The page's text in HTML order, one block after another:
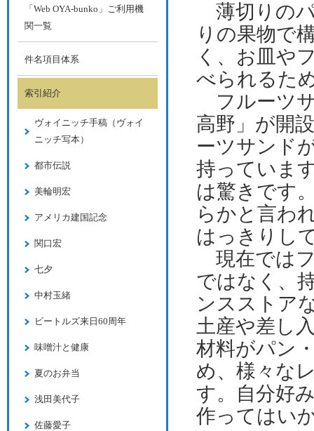
薄切りの
りの果物で
く、お皿や
べられるた
フルーツ
高野」が開
ーツサンド
持っていま
は驚きです
らかと言わ
はっきりし
現在では
ではなく、
ンスストア
土産や差し
材料がパン
め、様々な
す。自分好
作ってはい
「Web OYA-bunko」ご利用機
関一覧
件名項目体系
索引紹介
ヴォイニッチ手稿（ヴォイ
ニッチ写本）
都市伝説
美輪明宏
アメリカ建国記念
関口宏
七夕
中村玉緒
ビートルズ来日60周年
味噌汁と健康
夏のお弁当
浅田美代子
佐藤愛子